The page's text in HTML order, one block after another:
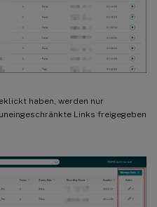
haben, werden nur
Links freigegeben